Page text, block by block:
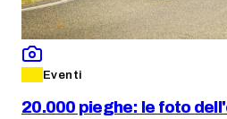
Eventi
20.000 pieghe: le foto